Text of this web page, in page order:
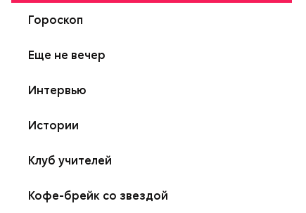
Гороскоп
Еще не вечер
Интервью
Истории
Клуб учителей
Кофе-брейк со звездой